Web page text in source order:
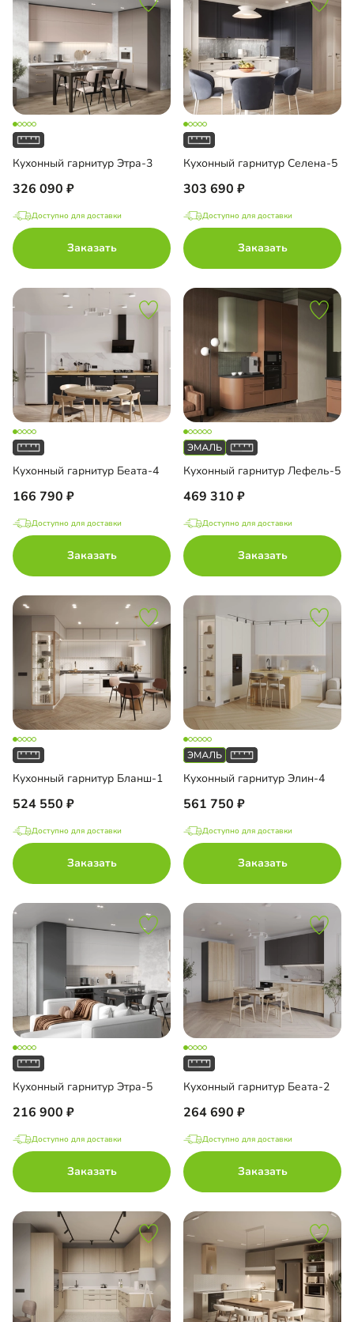
Кухонный гарнитур Этра-3
326 090
Доступно для доставки
Заказать
Кухонный гарнитур Селена-5
303 690
Доступно для доставки
Заказать
Кухонный гарнитур Беата-4
166 790
Доступно для доставки
Заказать
Кухонный гарнитур Лефель-5
469 310
Доступно для доставки
Заказать
Кухонный гарнитур Бланш-1
524 550
Доступно для доставки
Заказать
Кухонный гарнитур Элин-4
561 750
Доступно для доставки
Заказать
Кухонный гарнитур Этра-5
216 900
Доступно для доставки
Заказать
Кухонный гарнитур Беата-2
264 690
Доступно для доставки
Заказать